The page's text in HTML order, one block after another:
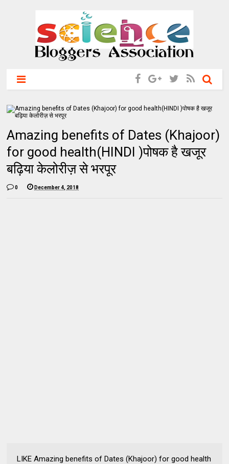
Amazing benefits of Dates (Khajoor)
for good health(HINDI )पोषक है खजूर
बढ़िया केलोरीज़ से भरपूर
0 December 4, 2018
LIKE Amazing benefits of Dates (Khajoor) for good health